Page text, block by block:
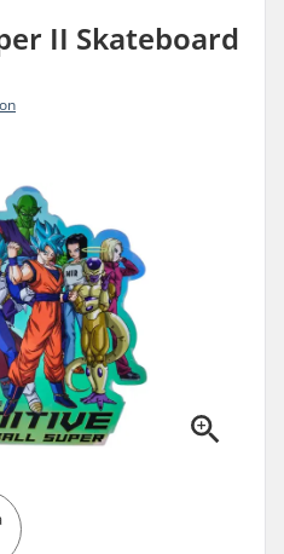
II Skateboard